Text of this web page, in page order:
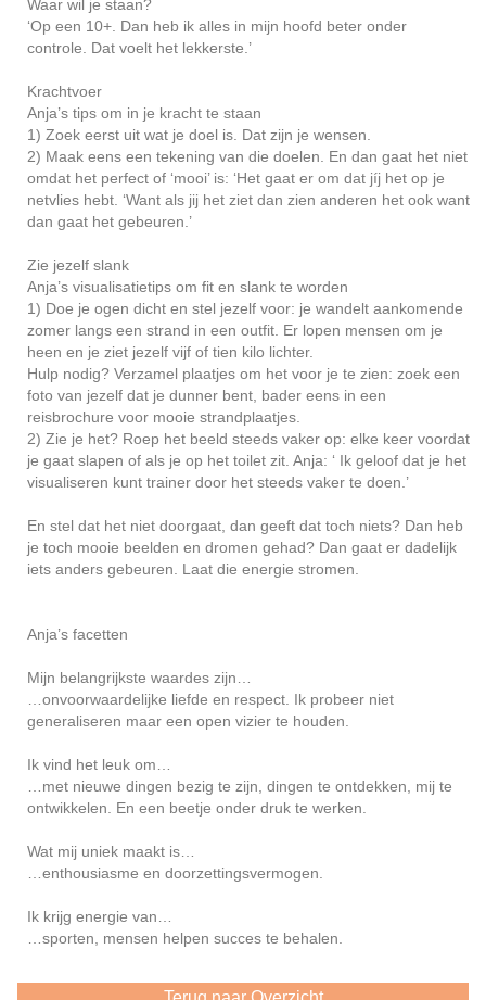
Waar wil je staan?
‘Op een 10+. Dan heb ik alles in mijn hoofd beter onder
controle. Dat voelt het lekkerste.’
Krachtvoer
Anja’s tips om in je kracht te staan
1) Zoek eerst uit wat je doel is. Dat zijn je wensen.
2) Maak eens een tekening van die doelen. En dan gaat het niet
omdat het perfect of ‘mooi’ is: ‘Het gaat er om dat jíj het op je
netvlies hebt. ‘Want als jij het ziet dan zien anderen het ook want
dan gaat het gebeuren.’
Zie jezelf slank
Anja’s visualisatietips om fit en slank te worden
1) Doe je ogen dicht en stel jezelf voor: je wandelt aankomende
zomer langs een strand in een outfit. Er lopen mensen om je
heen en je ziet jezelf vijf of tien kilo lichter.
Hulp nodig? Verzamel plaatjes om het voor je te zien: zoek een
foto van jezelf dat je dunner bent, bader eens in een
reisbrochure voor mooie strandplaatjes.
2) Zie je het? Roep het beeld steeds vaker op: elke keer voordat
je gaat slapen of als je op het toilet zit. Anja: ‘ Ik geloof dat je het
visualiseren kunt trainer door het steeds vaker te doen.’
En stel dat het niet doorgaat, dan geeft dat toch niets? Dan heb
je toch mooie beelden en dromen gehad? Dan gaat er dadelijk
iets anders gebeuren. Laat die energie stromen.
Anja’s facetten
Mijn belangrijkste waardes zijn…
…onvoorwaardelijke liefde en respect. Ik probeer niet
generaliseren maar een open vizier te houden.
Ik vind het leuk om…
…met nieuwe dingen bezig te zijn, dingen te ontdekken, mij te
ontwikkelen. En een beetje onder druk te werken.
Wat mij uniek maakt is…
…enthousiasme en doorzettingsvermogen.
Ik krijg energie van…
…sporten, mensen helpen succes te behalen.